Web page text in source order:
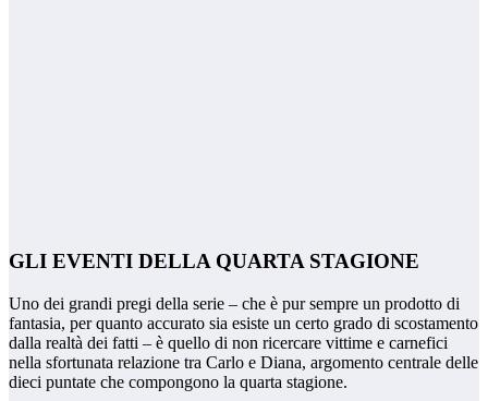
GLI EVENTI DELLA QUARTA STAGIONE
Uno dei grandi pregi della serie – che è pur sempre un prodotto di
fantasia, per quanto accurato sia esiste un certo grado di scostamento
dalla realtà dei fatti – è quello di non ricercare vittime e carnefici
nella sfortunata relazione tra Carlo e Diana, argomento centrale delle
dieci puntate che compongono la quarta stagione.